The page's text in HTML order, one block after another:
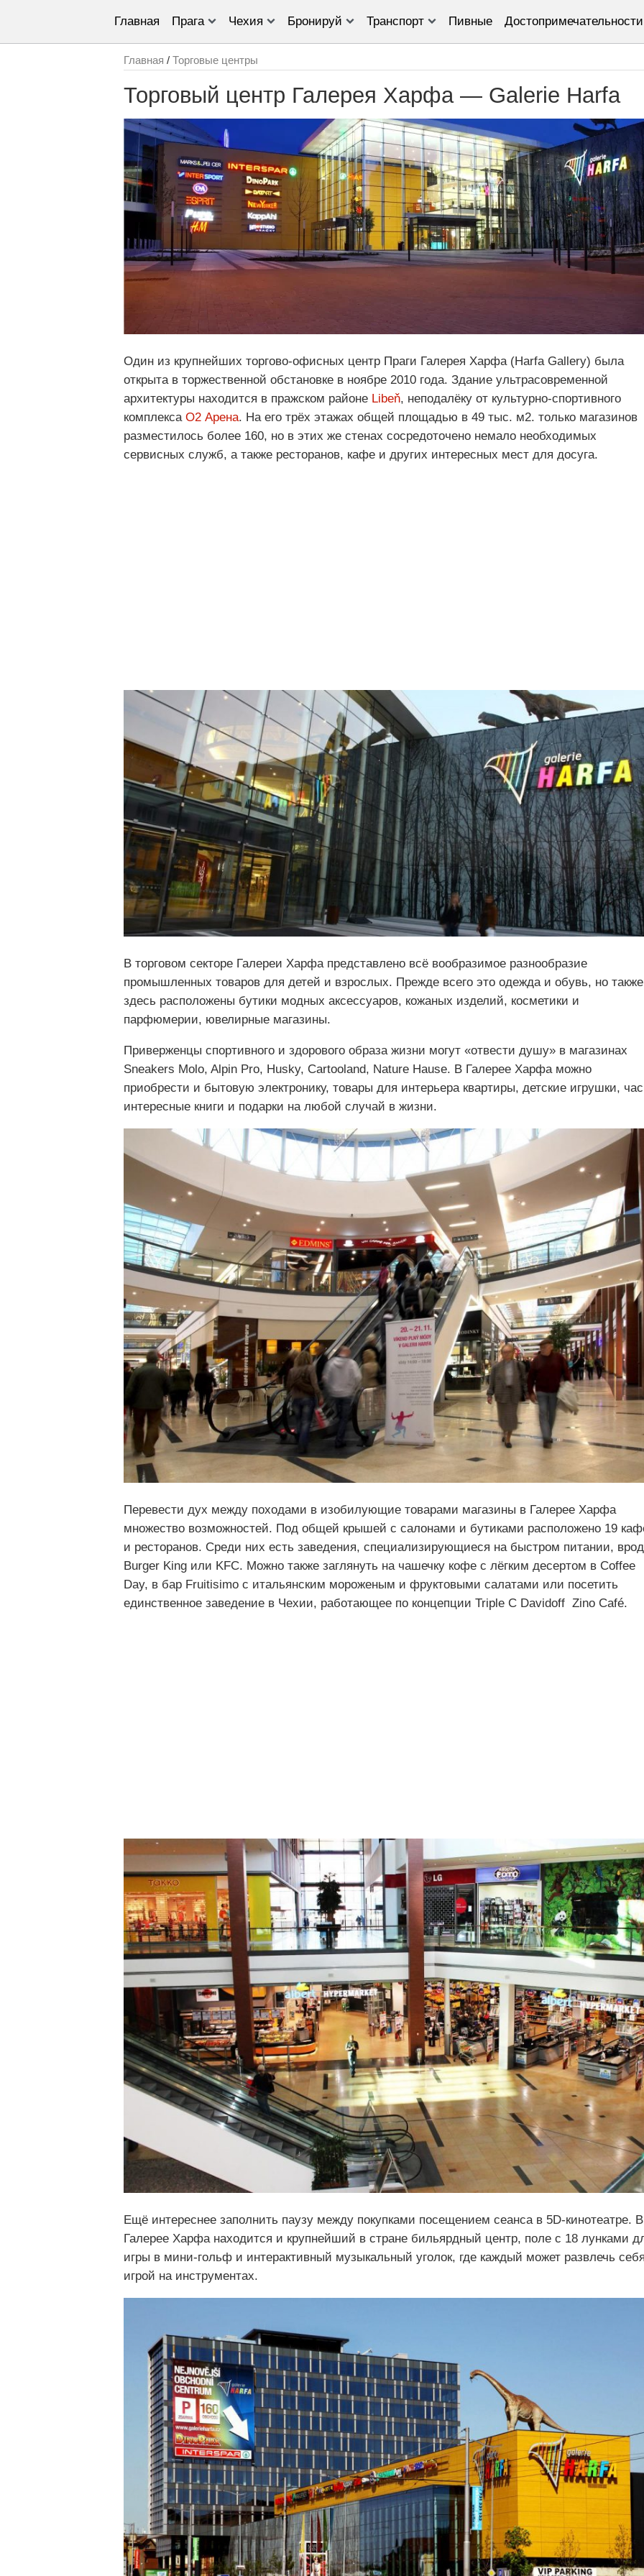
Главная Прага Чехия Бронируй Транспорт Пивные Достопримечательности
Главная / Торговые центры
Торговый центр Галерея Харфа — Galerie Harfa
Один из крупнейших торгово-офисных центр Праги Галерея Харфа (Harfa Gallery) была
открыта в торжественной обстановке в ноябре 2010 года. Здание ультрасовременной
архитектуры находится в пражском районе Libeň, неподалёку от культурно-спортивного
комплекса О2 Арена. На его трёх этажах общей площадью в 49 тыс. м2. только магазинов
разместилось более 160, но в этих же стенах сосредоточено немало необходимых
сервисных служб, а также ресторанов, кафе и других интересных мест для досуга.
В торговом секторе Галереи Харфа представлено всё вообразимое разнообразие
промышленных товаров для детей и взрослых. Прежде всего это одежда и обувь, но также
здесь расположены бутики модных аксессуаров, кожаных изделий, косметики и
парфюмерии, ювелирные магазины.
Приверженцы спортивного и здорового образа жизни могут «отвести душу» в магазинах
Sneakers Molo, Alpin Pro, Husky, Cartooland, Nature Hause. В Галерее Харфа можно
приобрести и бытовую электронику, товары для интерьера квартиры, детские игрушки,
интересные книги и подарки на любой случай в жизни.
Перевести дух между походами в изобилующие товарами магазины в Галерее Харфа
множество возможностей. Под общей крышей с салонами и бутиками расположено 19
и ресторанов. Среди них есть заведения, специализирующиеся на быстром питании,
Burger King или KFC. Можно также заглянуть на чашечку кофе с лёгким десертом в Coffee
Day, в бар Fruitisimo с итальянским мороженым и фруктовыми салатами или посетить
единственное заведение в Чехии, работающее по концепции Triple C Davidoff Zino Café.
Ещё интереснее заполнить паузу между покупками посещением сеанса в 5D-кинотеатре. В
Галерее Харфа находится и крупнейший в стране бильярдный центр, поле с 18 лунками
игры в мини-гольф и интерактивный музыкальный уголок, где каждый может развлечь
игрой на инструментах.